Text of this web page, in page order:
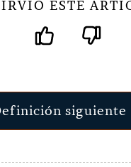
ESTE
siguiente